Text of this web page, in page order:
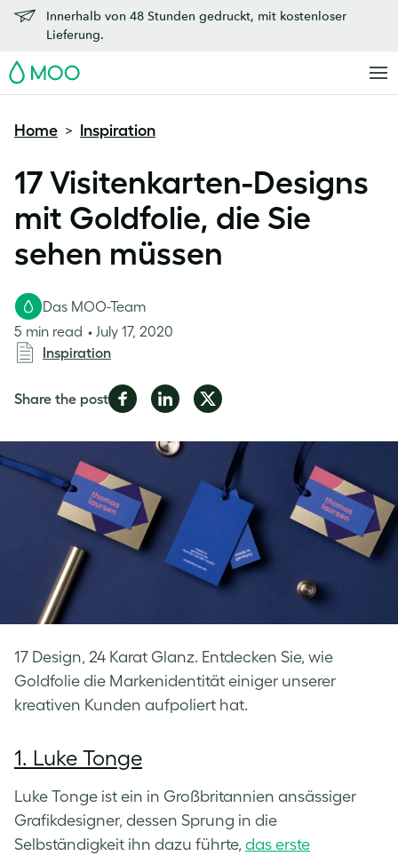
Innerhalb von 48 Stunden gedruckt, mit kostenloser
Lieferung.
MOO
Home > Inspiration
17 Visitenkarten-Designs
mit Goldfolie, die Sie
sehen müssen
Das MOO-Team
5 min read
July 17, 2020
Inspiration
Share the postShare
Facebook
Share
LinkedIn
Share
Twitter
17 Design, 24 Karat Glanz. Entdecken Sie, wie
Goldfolie die Markenidentität einiger unserer
kreativen Kunden aufpoliert hat.
1. Luke Tonge
Luke Tonge ist ein in Großbritannien ansässiger
Grafikdesigner, dessen Sprung in die
Selbständigkeit ihn dazu führte, das erste